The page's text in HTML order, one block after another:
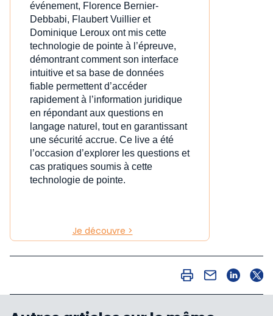
événement, Florence Bernier-
Debbabi, Flaubert Vuillier et
Dominique Leroux ont mis cette
technologie de pointe à l’épreuve,
démontrant comment son interface
intuitive et sa base de données
fiable permettent d’accéder
rapidement à l’information juridique
en répondant aux questions en
langage naturel, tout en garantissant
une sécurité accrue. Ce live a été
l’occasion d’explorer les questions et
cas pratiques soumis à cette
technologie de pointe.
Je découvre >